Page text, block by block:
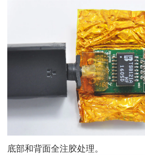
底部和背面全注胶处理。